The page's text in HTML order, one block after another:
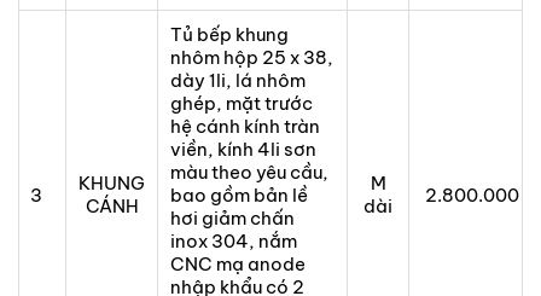
3
KHUNG
CÁNH
Tủ bếp khung
nhôm hộp 25 x 38,
dày 1li, lá nhôm
ghép, mặt trước
hệ cánh kính tràn
viền, kính 4li sơn
màu theo yêu cầu,
bao gồm bản lề
hơi giảm chấn
inox 304, nắm
CNC mạ anode
nhập khẩu có 2
M
dài
2.800.000